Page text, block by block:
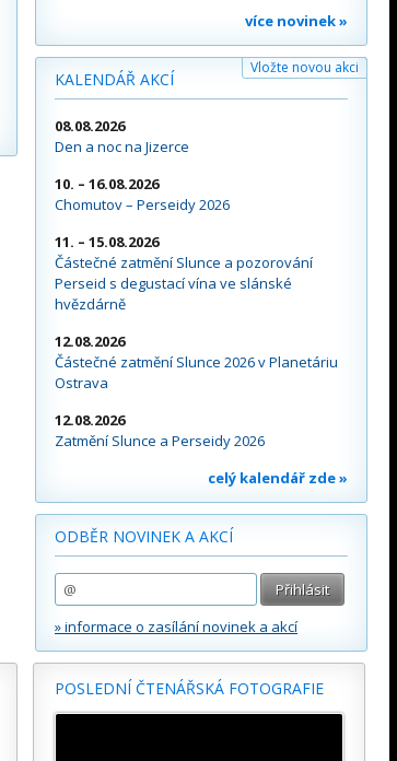
více novinek »
KALENDÁŘ AKCÍ
Vložte novou akci
08.08.2026
Den a noc na Jizerce
10. – 16.08.2026
Chomutov – Perseidy 2026
11. – 15.08.2026
Částečné zatmění Slunce a pozorování
Perseid s degustací vína ve slánské
hvězdárně
12.08.2026
Částečné zatmění Slunce 2026 v Planetáriu
Ostrava
12.08.2026
Zatmění Slunce a Perseidy 2026
celý kalendář zde »
ODBĚR NOVINEK A AKCÍ
» informace o zasílání novinek a akcí
POSLEDNÍ ČTENÁŘSKÁ FOTOGRAFIE